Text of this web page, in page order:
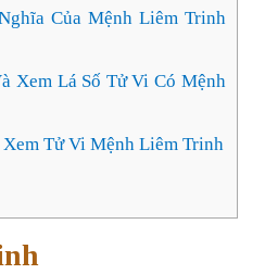
Của Mệnh Liêm Trinh
Xem Lá Số Tử Vi Có Mệnh
Tử Vi Mệnh Liêm Trinh